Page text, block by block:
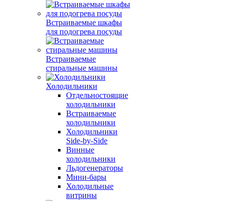
Встраиваемые шкафы
для подогрева посуды
Встраиваемые
стиральные машины
Холодильники
Отдельностоящие
холодильники
Встраиваемые
холодильники
Холодильники
Side-by-Side
Винные
холодильники
Льдогенераторы
Мини-бары
Холодильные
витрины